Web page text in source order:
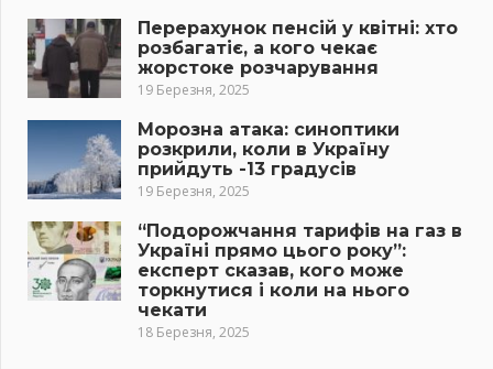
Перерахунок пенсій у квітні: хто
розбагатіє, а кого чекає
жорстоке розчарування
19 Березня, 2025
Морозна атака: синоптики
розкрили, коли в Україну
прийдуть -13 градусів
19 Березня, 2025
“Подорожчання тарифів на газ в
Україні прямо цього року”:
експерт сказав, кого може
торкнутися і коли на нього
чекати
18 Березня, 2025